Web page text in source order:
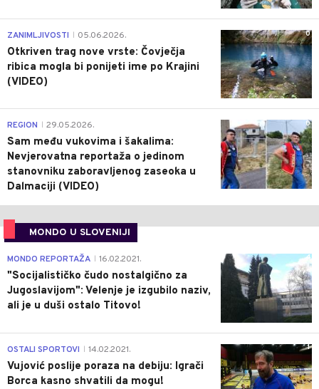
0
ZANIMLJIVOSTI 05.06.2026.
Otkriven trag nove vrste: Čovječja
ribica mogla bi ponijeti ime po Krajini
(VIDEO)
0
REGION 29.05.2026.
Sam među vukovima i šakalima:
Nevjerovatna reportaža o jedinom
stanovniku zaboravljenog zaseoka u
Dalmaciji (VIDEO)
MONDO U SLOVENIJI
4
MONDO REPORTAŽA 16.02.2021.
"Socijalističko čudo nostalgično za
Jugoslavijom": Velenje je izgubilo naziv,
ali je u duši ostalo Titovo!
1
OSTALI SPORTOVI 14.02.2021.
Vujović poslije poraza na debiju: Igrači
Borca kasno shvatili da mogu!